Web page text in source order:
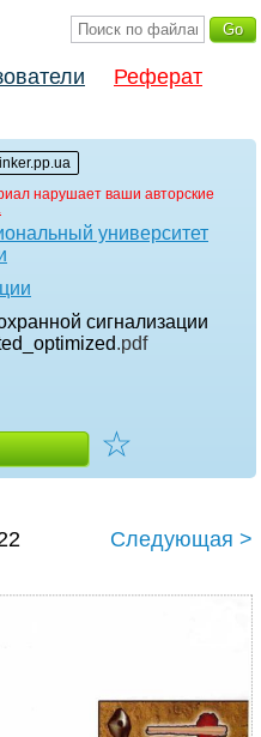
Реферат
linker.pp.ua
нарушает ваши авторские
университет
сигнализации
.pdf
☆
Следующая >